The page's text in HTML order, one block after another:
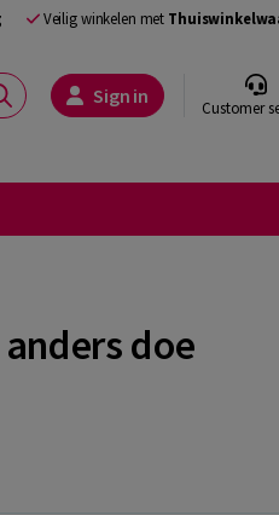
Veilig winkelen met
Sign in Customer
doe